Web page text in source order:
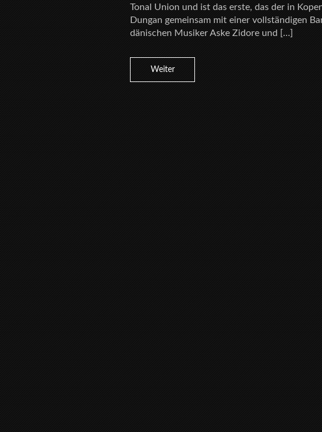
Tonal Union und ist das erste, das der in
Dungan gemeinsam mit einer vollständigen
dänischen Musiker Aske Zidore und […]
Weiter